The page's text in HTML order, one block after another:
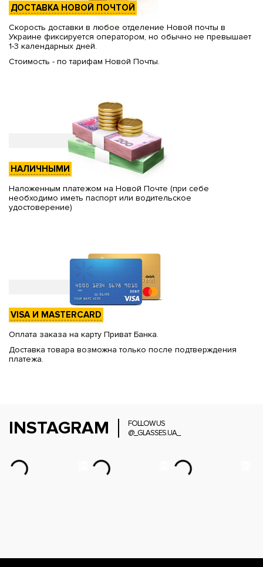
ДОСТАВКА НОВОЙ ПОЧТОЙ
Скорость доставки в любое отделение Новой почты в
Украине фиксируется оператором, но обычно не превышает
1-3 календарных дней.
Стоимость - по тарифам Новой Почты.
НАЛИЧНЫМИ
Наложенным платежом на Новой Почте (при себе
необходимо иметь паспорт или водительское
удостоверение)
VISA И MASTERCARD
Оплата заказа на карту Приват Банка.
Доставка товара возможна только после подтверждения
платежа.
INSTAGRAM
FOLLOW US
@_GLASSES.UA_